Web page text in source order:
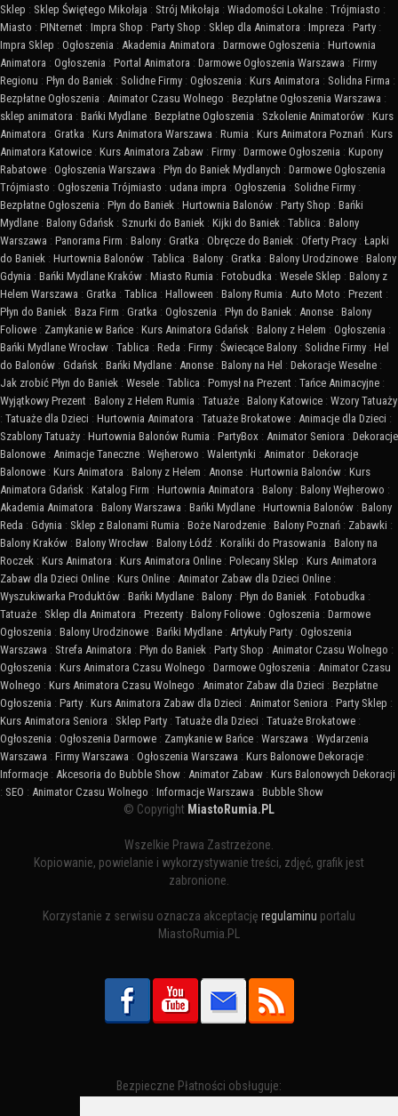
Sklep : Sklep Świętego Mikołaja : Strój Mikołaja : Wiadomości Lokalne : Trójmiasto :
Miasto : PINternet : Impra Shop : Party Shop : Sklep dla Animatora : Impreza : Party :
Impra Sklep : Ogłoszenia : Akademia Animatora : Darmowe Ogłoszenia : Hurtownia
Animatora : Ogłoszenia : Portal Animatora : Darmowe Ogłoszenia Warszawa : Firmy
Regionu : Płyn do Baniek : Solidne Firmy : Ogłoszenia : Kurs Animatora : Solidna Firma :
Bezpłatne Ogłoszenia : Animator Czasu Wolnego : Bezpłatne Ogłoszenia Warszawa :
sklep animatora : Bańki Mydlane : Bezpłatne Ogłoszenia : Szkolenie Animatorów : Kurs
Animatora : Gratka : Kurs Animatora Warszawa : Rumia : Kurs Animatora Poznań : Kurs
Animatora Katowice : Kurs Animatora Zabaw : Firmy : Darmowe Ogłoszenia : Kupony
Rabatowe : Ogłoszenia Warszawa : Płyn do Baniek Mydlanych : Darmowe Ogłoszenia
Trójmiasto : Ogłoszenia Trójmiasto : udana impra : Ogłoszenia : Solidne Firmy :
Bezpłatne Ogłoszenia : Płyn do Baniek : Hurtownia Balonów : Party Shop : Bańki
Mydlane : Balony Gdańsk : Sznurki do Baniek : Kijki do Baniek : Tablica : Balony
Warszawa : Panorama Firm : Balony : Gratka : Obręcze do Baniek : Oferty Pracy : Łapki
do Baniek : Hurtownia Balonów : Tablica : Balony : Gratka : Balony Urodzinowe : Balony
Gdynia : Bańki Mydlane Kraków : Miasto Rumia : Fotobudka : Wesele Sklep : Balony z
Helem Warszawa : Gratka : Tablica : Halloween : Balony Rumia : Auto Moto : Prezent :
Płyn do Baniek : Baza Firm : Gratka : Ogłoszenia : Płyn do Baniek : Anonse : Balony
Foliowe : Zamykanie w Bańce : Kurs Animatora Gdańsk : Balony z Helem : Ogłoszenia :
Bańki Mydlane Wrocław : Tablica : Reda : Firmy : Świecące Balony : Solidne Firmy : Hel
do Balonów : Gdańsk : Bańki Mydlane : Anonse : Balony na Hel : Dekoracje Weselne :
Jak zrobić Płyn do Baniek : Wesele : Tablica : Pomysł na Prezent : Tańce Animacyjne :
Wyjątkowy Prezent : Balony z Helem Rumia : Tatuaże : Balony Katowice : Wzory Tatuaży
: Tatuaże dla Dzieci : Hurtownia Animatora : Tatuaże Brokatowe : Animacje dla Dzieci :
Szablony Tatuaży : Hurtownia Balonów Rumia : PartyBox : Animator Seniora : Dekoracje
Balonowe : Animacje Taneczne : Wejherowo : Walentynki : Animator : Dekoracje
Balonowe : Kurs Animatora : Balony z Helem : Anonse : Hurtownia Balonów : Kurs
Animatora Gdańsk : Katalog Firm : Hurtownia Animatora : Balony : Balony Wejherowo :
Akademia Animatora : Balony Warszawa : Bańki Mydlane : Hurtownia Balonów : Balony
Reda : Gdynia : Sklep z Balonami Rumia : Boże Narodzenie : Balony Poznań : Zabawki :
Balony Kraków : Balony Wrocław : Balony Łódź : Koraliki do Prasowania : Balony na
Roczek : Kurs Animatora : Kurs Animatora Online : Polecany Sklep : Kurs Animatora
Zabaw dla Dzieci Online : Kurs Online : Animator Zabaw dla Dzieci Online :
Wyszukiwarka Produktów : Bańki Mydlane : Balony : Płyn do Baniek : Fotobudka :
Tatuaże : Sklep dla Animatora : Prezenty : Balony Foliowe : Ogłoszenia : Darmowe
Ogłoszenia : Balony Urodzinowe : Bańki Mydlane : Artykuły Party : Ogłoszenia
Warszawa : Strefa Animatora : Płyn do Baniek : Party Shop : Animator Czasu Wolnego :
Ogłoszenia : Kurs Animatora Czasu Wolnego : Darmowe Ogłoszenia : Animator Czasu
Wolnego : Kurs Animatora Czasu Wolnego : Animator Zabaw dla Dzieci : Bezpłatne
Ogłoszenia : Party : Kurs Animatora Zabaw dla Dzieci : Animator Seniora : Party Sklep :
Kurs Animatora Seniora : Sklep Party : Tatuaże dla Dzieci : Tatuaże Brokatowe :
Ogłoszenia : Ogłoszenia Darmowe : Zamykanie w Bańce : Warszawa : Wydarzenia
Warszawa : Firmy Warszawa : Ogłoszenia Warszawa : Kurs Balonowe Dekoracje :
Informacje : Akcesoria do Bubble Show : Animator Zabaw : Kurs Balonowych Dekoracji
: SEO : Animator Czasu Wolnego : Informacje Warszawa : Bubble Show
© Copyright MiastoRumia.PL
Wszelkie Prawa Zastrzeżone.
Kopiowanie, powielanie i wykorzystywanie treści, zdjęć, grafik jest
zabronione.
Korzystanie z serwisu oznacza akceptację regulaminu portalu
MiastoRumia.PL
Bezpieczne Płatności obsługuje: